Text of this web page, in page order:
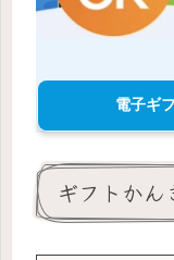
電子ギ
ギフトか